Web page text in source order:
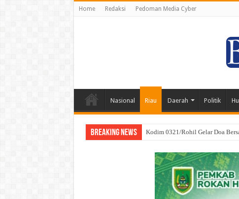
Home Redaksi Pedoman Media Cyber
Nasional Riau Daerah Politik
Breaking News SRI WAHYULI Sukses